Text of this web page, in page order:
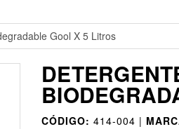
Gool X 5 Litros
CÓDIGO: 414-004 |